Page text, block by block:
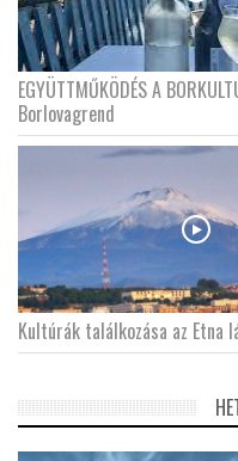
EGYÜTTMŰKÖDÉS A
Borlovagrend
Kultúrák találkozása az Etna